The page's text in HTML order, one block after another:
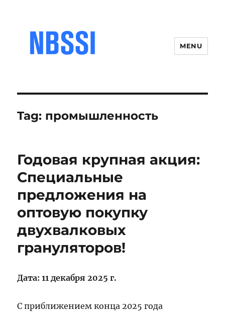
MENU
Tag: промышленность
Годовая крупная акция:
Специальные
предложения на
оптовую покупку
двухвалковых
грануляторов!
Дата: 11 декабря 2025 г.
С приближением конца 2025 года